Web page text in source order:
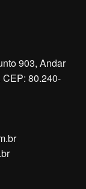
903, Andar
80.240-